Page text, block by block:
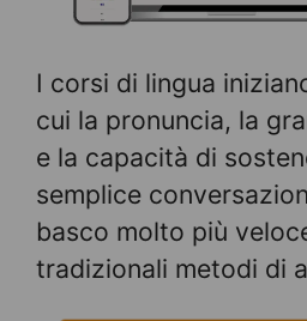
I corsi di lingua
cui la pronuncia, la
e la capacità di
semplice
basco molto più
tradizionali metodi di